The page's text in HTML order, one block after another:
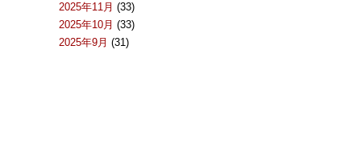
2025年11月 (33)
2025年10月 (33)
2025年9月 (31)